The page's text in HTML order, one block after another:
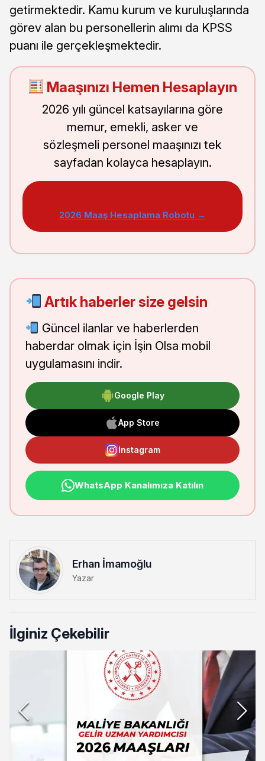
getirmektedir. Kamu kurum ve kuruluşlarında
görev alan bu personellerin alımı da KPSS
puanı ile gerçekleşmektedir.
Maaşınızı Hemen Hesaplayın
2026 yılı güncel katsayılarına göre
memur, emekli, asker ve
sözleşmeli personel maaşınızı tek
sayfadan kolayca hesaplayın.
2026 Maaş Hesaplama Robotu →
Artık haberler size gelsin
Güncel ilanlar ve haberlerden
haberdar olmak için İşin Olsa mobil
uygulamasını indir.
Google Play
App Store
Instagram
WhatsApp Kanalımıza Katılın
Erhan İmamoğlu
Yazar
İlginiz Çekebilir